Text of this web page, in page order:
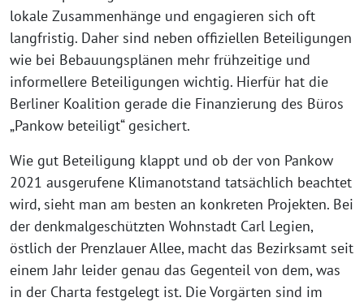
lokale Zusammenhänge und engagieren sich oft
langfristig. Daher sind neben offiziellen Beteiligungen
wie bei Bebauungsplänen mehr frühzeitige und
informellere Beteiligungen wichtig. Hierfür hat die
Berliner Koalition gerade die Finanzierung des Büros
„Pankow beteiligt“ gesichert.
Wie gut Beteiligung klappt und ob der von Pankow
2021 ausgerufene Klimanotstand tatsächlich beachtet
wird, sieht man am besten an konkreten Projekten. Bei
der denkmalgeschützten Wohnstadt Carl Legien,
östlich der Prenzlauer Allee, macht das Bezirksamt seit
einem Jahr leider genau das Gegenteil von dem, was
in der Charta festgelegt ist. Die Vorgärten sind im